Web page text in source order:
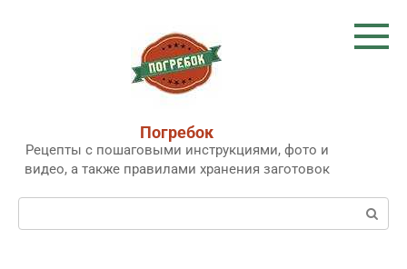
Погребок
Рецепты с пошаговыми инструкциями, фото и
видео, а также правилами хранения заготовок
Поиск: